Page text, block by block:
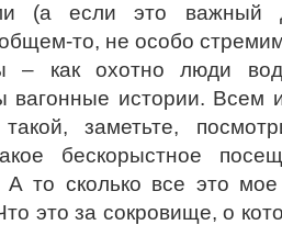
(а если это важный
то, не особо
– как охотно люди
вагонные истории. Всем
заметьте,
бескорыстное
то сколько все это мое
это за сокровище, о